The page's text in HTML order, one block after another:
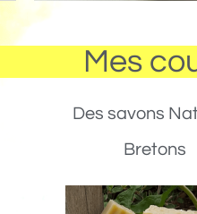
Mes
Des savons
Bretons